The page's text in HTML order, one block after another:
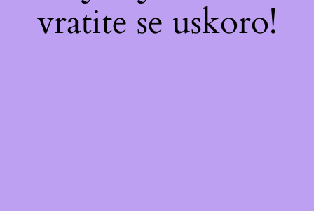
vratite se uskoro!